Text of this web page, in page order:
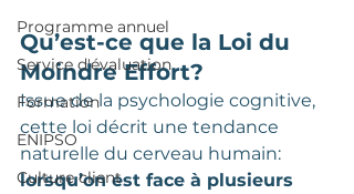
Programme annuel
Service d'évaluation
Formation
ENIPSO
Culture client
Qu’est-ce que la Loi du
Moindre Effort?
Issue de la psychologie cognitive,
cette loi décrit une tendance
naturelle du cerveau humain:
lorsqu’on est face à plusieurs